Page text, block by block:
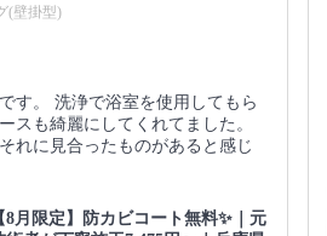
(壁掛型)
す。 洗浄で浴室を使用してもら
スも綺麗にしてくれてました。
れに見合ったものがあると感じ
8月限定】防カビコート無料✨｜元